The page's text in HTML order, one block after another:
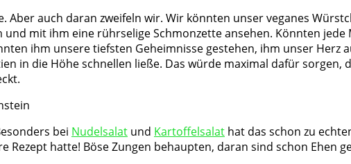
Aber auch daran zweifeln wir. Wir könnten unser veganes
und mit ihm eine rührselige Schmonzette ansehen. Könnten
ihm unsere tiefsten Geheimnisse gestehen, ihm unser
in die Höhe schnellen ließe. Das würde maximal dafür
bei Nudelsalat und Kartoffelsalat hat das schon zu
Rezept hatte! Böse Zungen behaupten, daran sind schon Ehen